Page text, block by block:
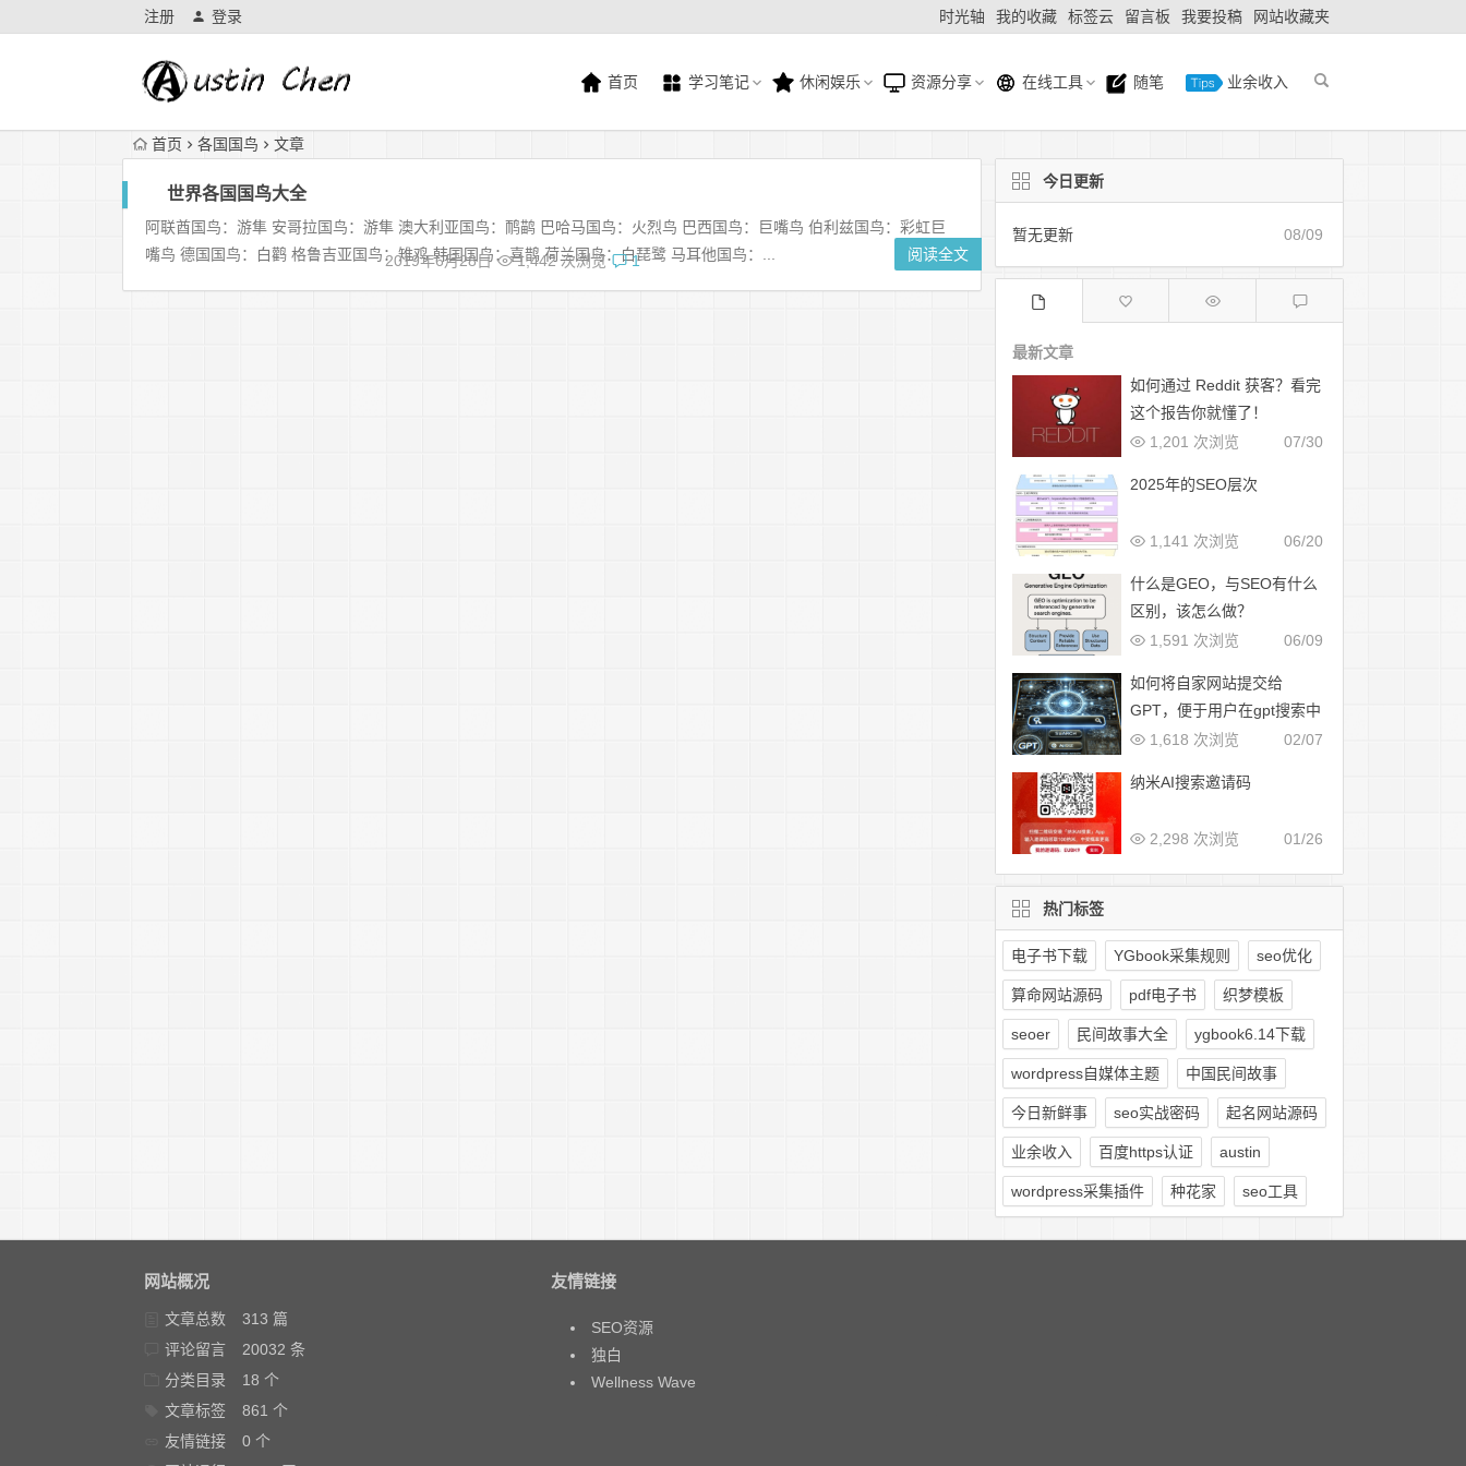
注册 登录 时光轴 我的收藏 标签云 留言板 我要投稿 网站收藏夹
首页 学习笔记 休闲娱乐 资源分享 在线工具 随笔 业余收入
首页 各国国鸟 文章
世界各国国鸟大全
阿联酋国鸟：游隼 安哥拉国鸟：游隼 澳大利亚国鸟：鸸鹋 巴哈马国鸟：火烈鸟 巴西国鸟：巨嘴鸟 伯利兹国鸟：彩虹巨
嘴鸟 德国国鸟：白鹳 格鲁吉亚国鸟：雉鸡 韩国国鸟：喜鹊 荷兰国鸟：白琵鹭 马耳他国鸟：...
2019年6月28日 1,442 次浏览 1 阅读全文
今日更新
暂无更新 08/09
最新文章
如何通过 Reddit 获客？看完
这个报告你就懂了！
07/30
1,201 次浏览
2025年的SEO层次
06/20
1,141 次浏览
什么是GEO，与SEO有什么
区别，该怎么做？
06/09
1,591 次浏览
如何将自家网站提交给
GPT，便于用户在gpt搜索中
展示
02/07
1,618 次浏览
纳米AI搜索邀请码
01/26
2,298 次浏览
热门标签
电子书下载 YGbook采集规则 seo优化
算命网站源码 pdf电子书 织梦模板
seoer 民间故事大全 ygbook6.14下载
wordpress自媒体主题 中国民间故事
今日新鲜事 seo实战密码 起名网站源码
业余收入 百度https认证 austin
wordpress采集插件 种花家 seo工具
网站概况
文章总数
313 篇
评论留言
20032 条
分类目录
18 个
文章标签
861 个
友情链接
0 个
友情链接
SEO资源
独白
Wellness Wave